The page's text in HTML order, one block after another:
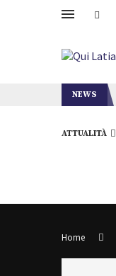
NEWS
ATTUALITÀ
Home